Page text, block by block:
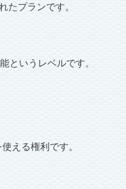
たプランです。
というレベルです。
える権利です。